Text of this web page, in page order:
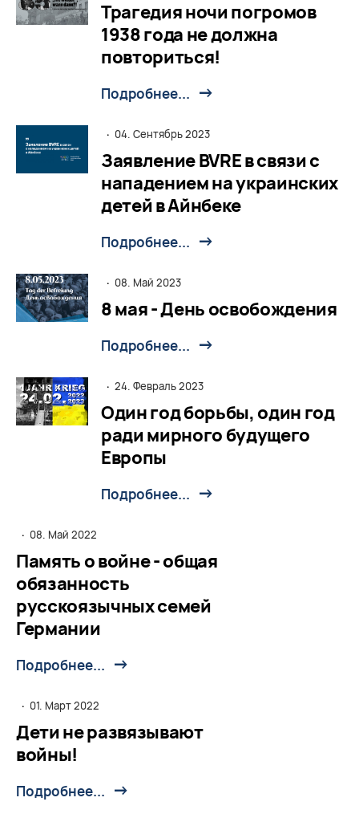
Трагедия ночи погромов
1938 года не должна
повториться!
Подробнее...
· 04. Сентябрь 2023
Заявление BVRE в связи с
нападением на украинских
детей в Айнбеке
Подробнее...
· 08. Май 2023
8 мая - День освобождения
Подробнее...
· 24. Февраль 2023
Один год борьбы, один год
ради мирного будущего
Европы
Подробнее...
· 08. Май 2022
Память о войне - общая
обязанность
русскоязычных семей
Германии
Подробнее...
· 01. Март 2022
Дети не развязывают
войны!
Подробнее...